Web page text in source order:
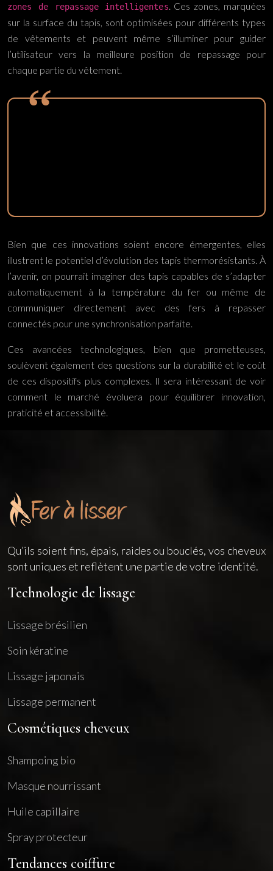
zones de repassage intelligentes. Ces zones, marquées
sur la surface du tapis, sont optimisées pour différents types
de vêtements et peuvent même s’illuminer pour guider
l’utilisateur vers la meilleure position de repassage pour
chaque partie du vêtement.
Bien que ces innovations soient encore émergentes, elles
illustrent le potentiel d’évolution des tapis thermorésistants. À
l’avenir, on pourrait imaginer des tapis capables de s’adapter
automatiquement à la température du fer ou même de
communiquer directement avec des fers à repasser
connectés pour une synchronisation parfaite.
Ces avancées technologiques, bien que prometteuses,
soulèvent également des questions sur la durabilité et le coût
de ces dispositifs plus complexes. Il sera intéressant de voir
comment le marché évoluera pour équilibrer innovation,
praticité et accessibilité.
Qu’ils soient fins, épais, raides ou bouclés, vos cheveux
sont uniques et reflètent une partie de votre identité.
Technologie de lissage
Lissage brésilien
Soin kératine
Lissage japonais
Lissage permanent
Cosmétiques cheveux
Shampoing bio
Masque nourrissant
Huile capillaire
Spray protecteur
Tendances coiffure